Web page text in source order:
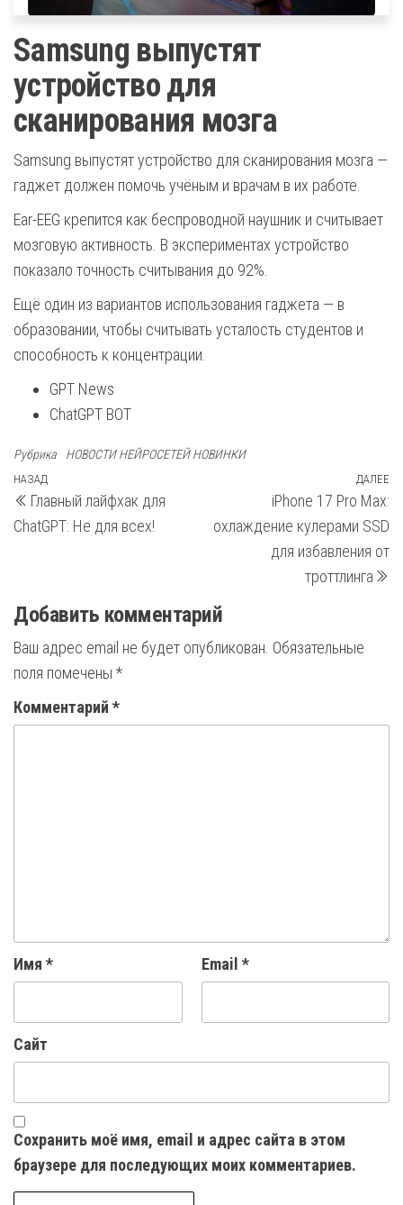
Samsung выпустят
устройство для
сканирования мозга
Samsung выпустят устройство для сканирования мозга —
гаджет должен помочь учёным и врачам в их работе.
Ear-EEG крепится как беспроводной наушник и считывает
мозговую активность. В экспериментах устройство
показало точность считывания до 92%.
Ещё один из вариантов использования гаджета — в
образовании, чтобы считывать усталость студентов и
способность к концентрации.
GPT News
ChatGPT BOT
Рубрика НОВОСТИ НЕЙРОСЕТЕЙ НОВИНКИ
Навигация
по
записям
Предыдущая
запись
НАЗАД
Главный лайфхак для
ChatGPT: Не для всех!
ДАЛЕЕ
iPhone 17 Pro Max:
охлаждение кулерами SSD
для избавления от
троттлинга
Добавить комментарий
Ваш адрес email не будет опубликован. Обязательные
поля помечены *
Комментарий *
Имя * Email *
Сайт
Сохранить моё имя, email и адрес сайта в этом
браузере для последующих моих комментариев.